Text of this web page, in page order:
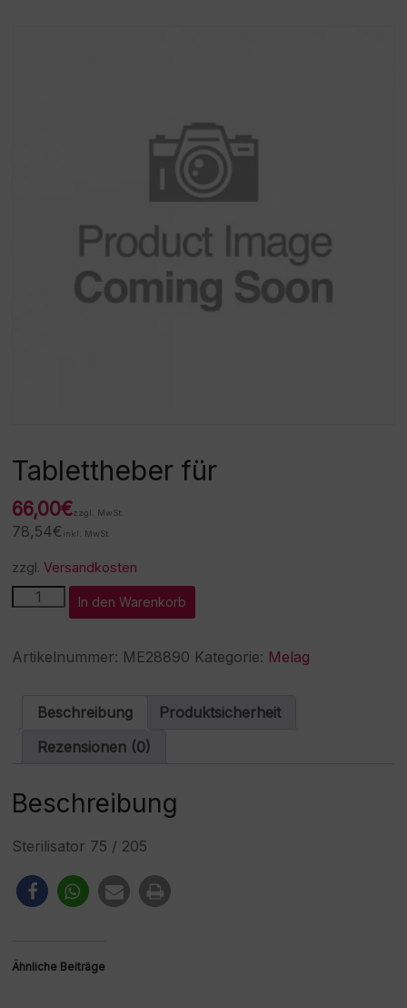
Tablettheber für
66,00€zzgl. MwSt.
78,54€ inkl. MwSt.
zzgl.Versandkosten
Tablettheber
für
In den Warenkorb
l
e
r
t
Artikelnummer: ME28890 Kategorie: Melag
Beschreibung
Produktsicherheit
Rezensionen (0)
Beschreibung
Sterilisator 75 / 205
Ähnliche Beiträge